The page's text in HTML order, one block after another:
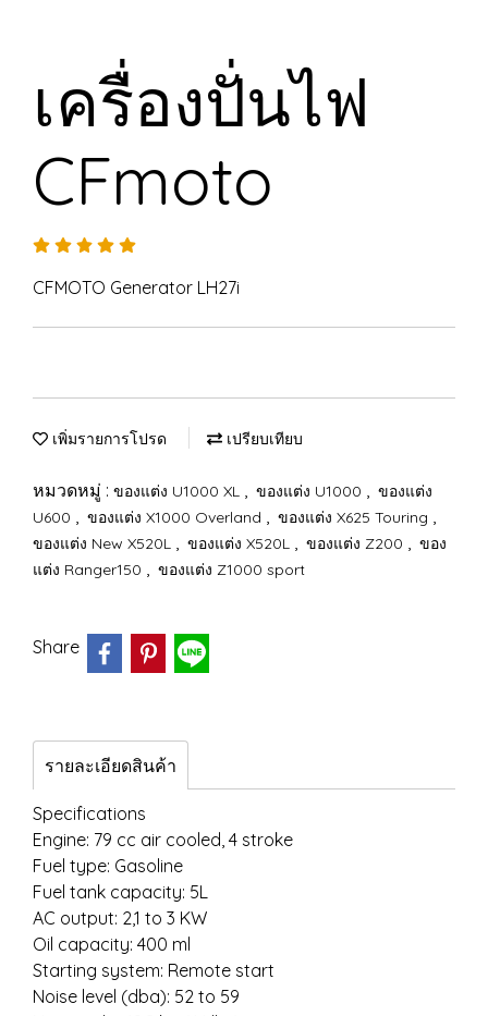
เครื่องปั่นไฟ
CFmoto
CFMOTO Generator LH27i
เพิ่มรายการโปรด เปรียบเทียบ
หมวดหมู่ : ของแต่ง U1000 XL , ของแต่ง U1000 , ของแต่ง
U600 , ของแต่ง X1000 Overland , ของแต่ง X625 Touring ,
ของแต่ง New X520L , ของแต่ง X520L , ของแต่ง Z200 , ของ
แต่ง Ranger150 , ของแต่ง Z1000 sport
Share
รายละเอียดสินค้า
Specifications
Engine: 79 cc air cooled, 4 stroke
Fuel type: Gasoline
Fuel tank capacity: 5L
AC output: 2,1 to 3 KW
Oil capacity: 400 ml
Starting system: Remote start
Noise level (dba): 52 to 59